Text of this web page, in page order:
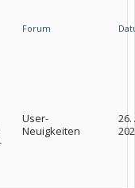
Forum
User-
Neuigkeiten
26.